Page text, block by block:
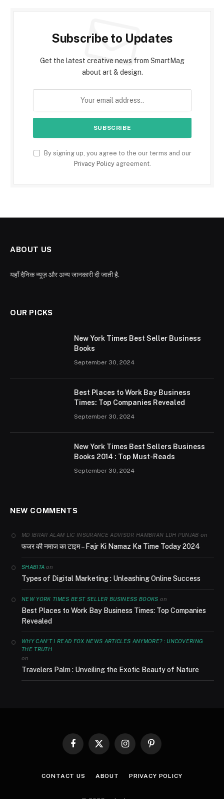
Subscribe to Updates
Get the latest creative news from SmartMag
about art & design.
By signing up, you agree to the our terms and our
Privacy Policyagreement.
ABOUT US
यहाँ दैनिक न्यूज़ और अन्य जानकारी दी जाती है.
OUR PICKS
New York Times Best Seller Business
Books
September 30, 2024
Best Places to Work Bay Business
Times: Top Companies Revealed
September 30, 2024
New York Times Best Sellers Business
Books 2014 : Top Must-Reads
September 30, 2024
NEW COMMENTS
MD IBRAR ALAM LIC INSURANCE ADVISOR HAMBRAN LDH PUNJAB on
फजर की नमाज का टाइम – Fajr Ki Namaz Ka Time Today 2024
SHABITA on
Types of Digital Marketing : Unleashing Online Success
NEW YORK TIMES BEST SELLER BUSINESS BOOKS on
Best Places to Work Bay Business Times: Top Companies
Revealed
WHY CAN'T I READ FOX NEWS ARTICLES ANYMORE? : UNCOVERING
THE TRUTH
on
Travelers Palm : Unveiling the Exotic Beauty of Nature
Facebook
X
InstagramPinterest
CONTACT US ABOUT PRIVACY POLICY